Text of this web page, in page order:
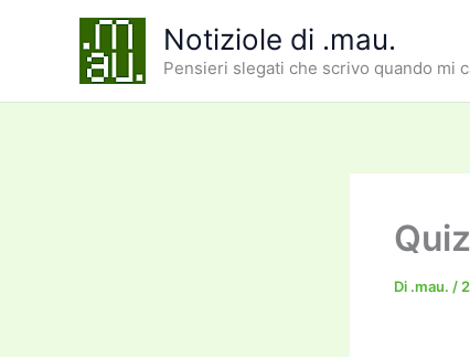
Notiziole di .mau.
Pensieri slegati che scrivo quando mi
Di .mau. /